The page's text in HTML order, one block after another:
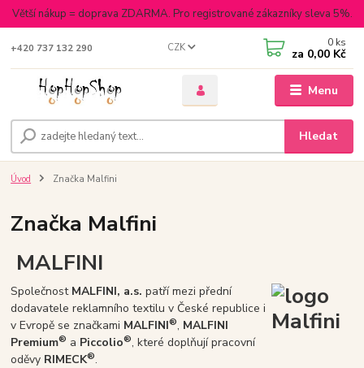
Větší nákup = doprava ZDARMA. Pro registrované zákazníky sleva 5%.
Menu
CZK
Hledat
+420 737 132 290 0 ks
za 0,00 Kč
Úvod Značka Malfini
Značka Malfini
MALFINI
Společnost MALFINI, a.s. patří mezi přední
dodavatele reklamního textilu v České republice i
v Evropě se značkami MALFINI®, MALFINI
Premium® a Piccolio®, které doplňují pracovní
oděvy RIMECK®.